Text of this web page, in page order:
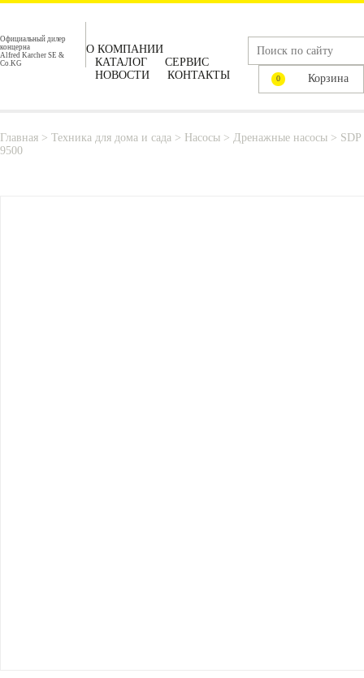
Официальный дилер
концерна
Alfred Karcher SE &
Co.KG
О КОМПАНИИ
КАТАЛОГ
СЕРВИС
НОВОСТИ
КОНТАКТЫ 0 Корзина
Главная > Техника для дома и сада > Насосы > Дренажные насосы > SDP
9500